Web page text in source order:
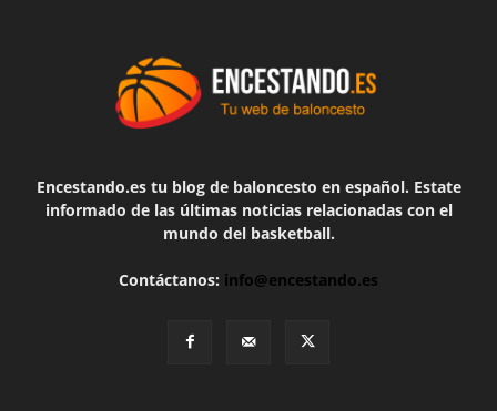
Encestando.es tu blog de baloncesto en español. Estate
informado de las últimas noticias relacionadas con el
mundo del basketball.
Contáctanos: info@encestando.es